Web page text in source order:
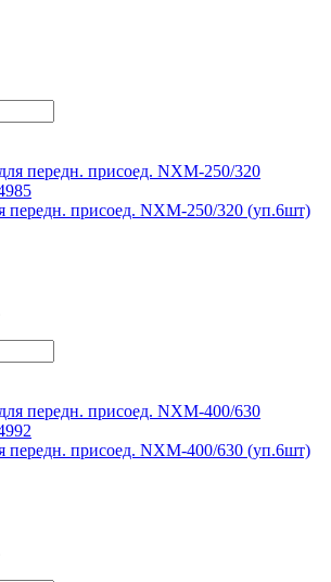
присоед. NXM-250/320 (уп.6шт)
присоед. NXM-400/630 (уп.6шт)